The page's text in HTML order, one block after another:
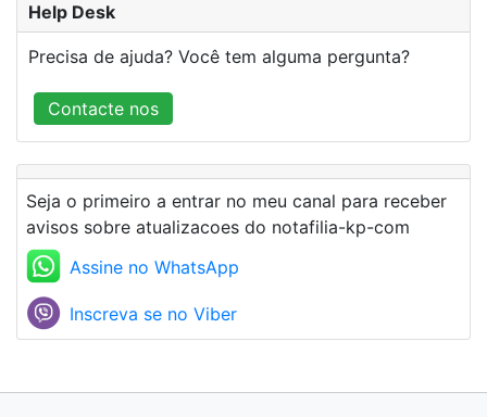
Help Desk
Precisa de ajuda? Você tem alguma pergunta?
Contacte nos
Seja o primeiro a entrar no meu canal para receber
avisos sobre atualizacoes do notafilia-kp-com
Assine no WhatsApp
Inscreva se no Viber